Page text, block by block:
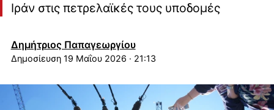
Ιράν στις πετρελαϊκές τους υποδομές
Δημήτριος Παπαγεωργίου
19 Μαΐου 2026 · 21:13